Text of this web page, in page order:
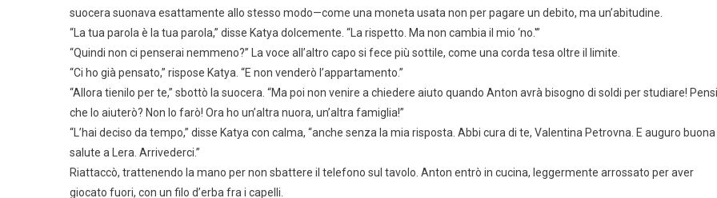
suocera suonava esattamente allo stesso modo—come una moneta usata non per pagare un debito, ma un’abitudine.
“La tua parola è la tua parola,” disse Katya dolcemente. “La rispetto. Ma non cambia il mio ‘no.'”
“Quindi non ci penserai nemmeno?” La voce all’altro capo si fece più sottile, come una corda tesa oltre il limite.
“Ci ho già pensato,” rispose Katya. “E non venderò l’appartamento.”
“Allora tienilo per te,” sbottò la suocera. “Ma poi non venire a chiedere aiuto quando Anton avrà bisogno di soldi per studiare! Pensi
che lo aiuterò? Non lo farò! Ora ho un’altra nuora, un’altra famiglia!”
“L’hai deciso da tempo,” disse Katya con calma, “anche senza la mia risposta. Abbi cura di te, Valentina Petrovna. E auguro buona
salute a Lera. Arrivederci.”
Riattaccò, trattenendo la mano per non sbattere il telefono sul tavolo. Anton entrò in cucina, leggermente arrossato per aver
giocato fuori, con un filo d’erba fra i capelli.